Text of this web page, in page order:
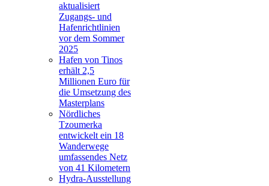
aktualisiert
Zugangs- und
Hafenrichtlinien
vor dem Sommer
2025
Hafen von Tinos
erhält 2,5
Millionen Euro für
die Umsetzung des
Masterplans
Nördliches
Tzoumerka
entwickelt ein 18
Wanderwege
umfassendes Netz
von 41 Kilometern
Hydra-Ausstellung